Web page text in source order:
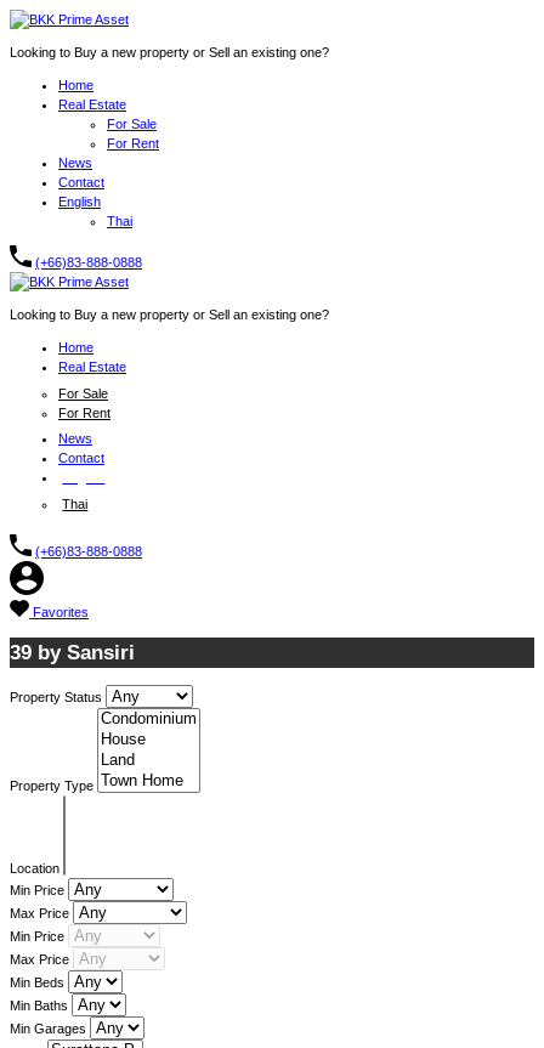
Looking to Buy a new property or Sell an existing one?
Home
Real Estate
For Sale
For Rent
News
Contact
English
Thai
(+66)83-888-0888
Looking to Buy a new property or Sell an existing one?
Home
Real Estate
For Sale
For Rent
News
Contact
Thai
(+66)83-888-0888
Favorites
39 by Sansiri
Property Status
Property Type
Location
Min Price
Max Price
Min Price
Max Price
Min Beds
Min Baths
Min Garages